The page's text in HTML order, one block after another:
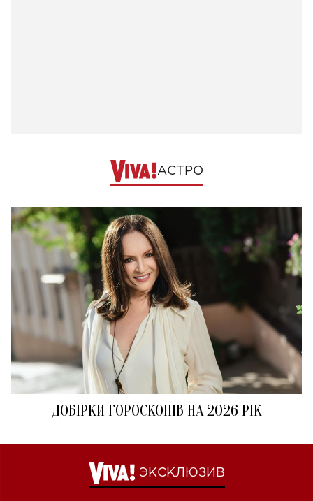
АСТРО
ДОБІРКИ ГОРОСКОПІВ НА 2026 РІК
ЭКСКЛЮЗИВ